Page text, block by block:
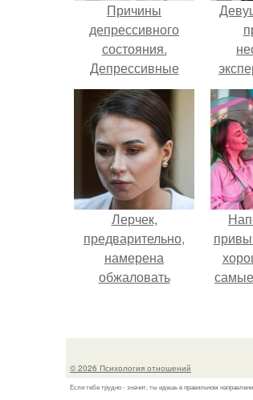
Причины
депрессивного
состояния.
Депрессивные
состояния и их
основные виды
Лерчек,
предварительно,
намерена
обжаловать
© 2026 Психология отношений
Если тебе трудно - значит, ты идешь в правильном